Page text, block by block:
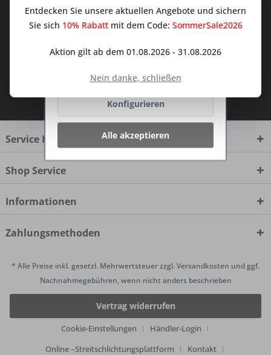
TraumKüche Newsletter und verpassen
Sie keine Neuigkeit oder Aktion mehr aus
zur Kenntnis genommen.
Service Hotline
Shop Service
Informationen
Zahlungsmethoden
* Alle Preise inkl. gesetzl. Mehrwertsteuer zzgl.Versandkosten und ggf.
Nachnahmegebühren, wenn nicht anders beschrieben
Vertrag widerrufen
Cookie-Einstellungen
Händler-Login
Online –Streitschlichtungsplattform
Kontakt
Entdecken Sie unsere aktuellen Angebote und sichern
Sie sich 10% Rabattmit dem Code: SommerSale2026
Aktion gilt ab dem 01.08.2026 - 31.08.2026
Nein danke, schließen
Netzwerken vereinfachen sollen,
werden nur mit Ihrer Zustimmung
Ablehnen
Konfigurieren
Alle akzeptieren